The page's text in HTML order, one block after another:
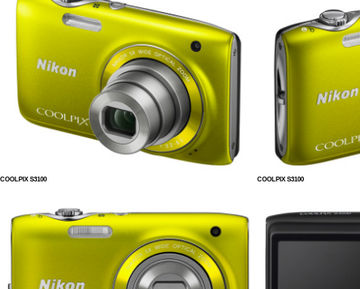
COOLPIX S3100 COOLPIX S3100